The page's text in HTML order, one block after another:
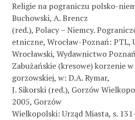
Religie na pograniczu polsko-
Buchowski, A. Brencz
(red.), Polacy – Niemcy.
etniczne, Wrocław-Poznań: PTL,
Wrocławski, Wydawnictwo
Zabużańskie (kresowe) korzenie
gorzowskiej, w: D.A. Rymar,
J. Sikorski (red.), Gorzów
2005, Gorzów
Wielkopolski: Urząd Miasta, s.